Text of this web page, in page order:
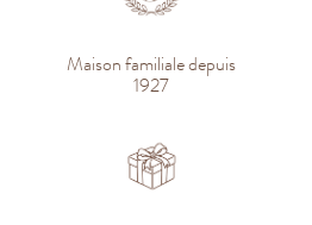
Maison familiale depuis
1927